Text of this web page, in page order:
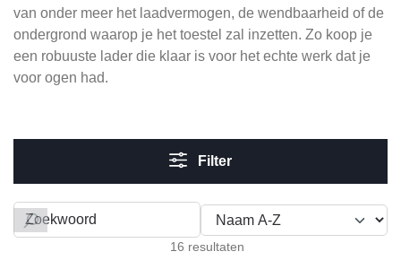
van onder meer het laadvermogen, de wendbaarheid of de
ondergrond waarop je het toestel zal inzetten. Zo koop je
een robuuste lader die klaar is voor het echte werk dat je
voor ogen had.
Filter
16 resultaten
Filteren op